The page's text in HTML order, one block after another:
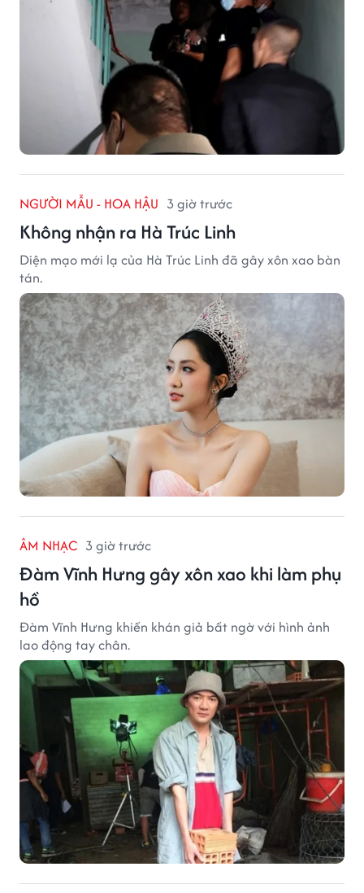
NGƯỜI MẪU - HOA HẬU 3 giờ trước
Không nhận ra Hà Trúc Linh
Diện mạo mới lạ của Hà Trúc Linh đã gây xôn xao bàn
tán.
ÂM NHẠC 3 giờ trước
Đàm Vĩnh Hưng gây xôn xao khi làm phụ
hồ
Đàm Vĩnh Hưng khiến khán giả bất ngờ với hình ảnh
lao động tay chân.